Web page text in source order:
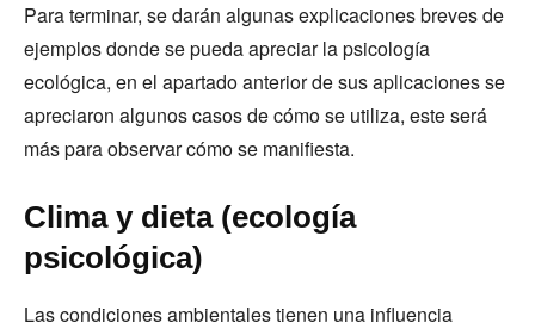
Para terminar, se darán algunas explicaciones breves de
ejemplos donde se pueda apreciar la psicología
ecológica, en el apartado anterior de sus aplicaciones se
apreciaron algunos casos de cómo se utiliza, este será
más para observar cómo se manifiesta.
Clima y dieta (ecología
psicológica)
Las condiciones ambientales tienen una influencia